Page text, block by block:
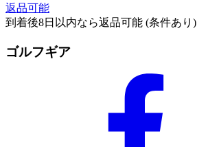
返品可能
到着後8日以内なら返品可能 (条件あり)
ゴルフギア